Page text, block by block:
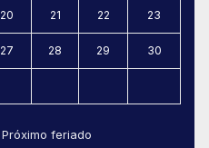
20 21 22 23
27 28 29 30
Próximo feriado